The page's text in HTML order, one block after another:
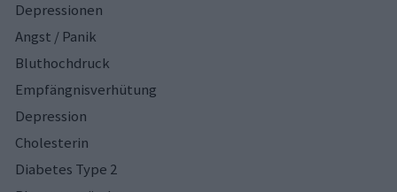
Depressionen
Angst / Panik
Bluthochdruck
Empfängnisverhütung
Depression
Cholesterin
Diabetes Type 2